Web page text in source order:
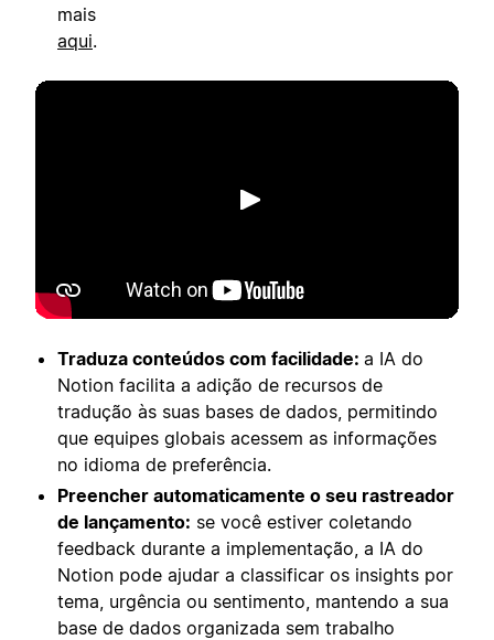
mais
aqui.
Reproduzir
Traduza conteúdos com facilidade: a IA do
Notion facilita a adição de recursos de
tradução às suas bases de dados, permitindo
que equipes globais acessem as informações
no idioma de preferência.
Preencher automaticamente o seu rastreador
de lançamento: se você estiver coletando
feedback durante a implementação, a IA do
Notion pode ajudar a classificar os insights por
tema, urgência ou sentimento, mantendo a sua
base de dados organizada sem trabalho